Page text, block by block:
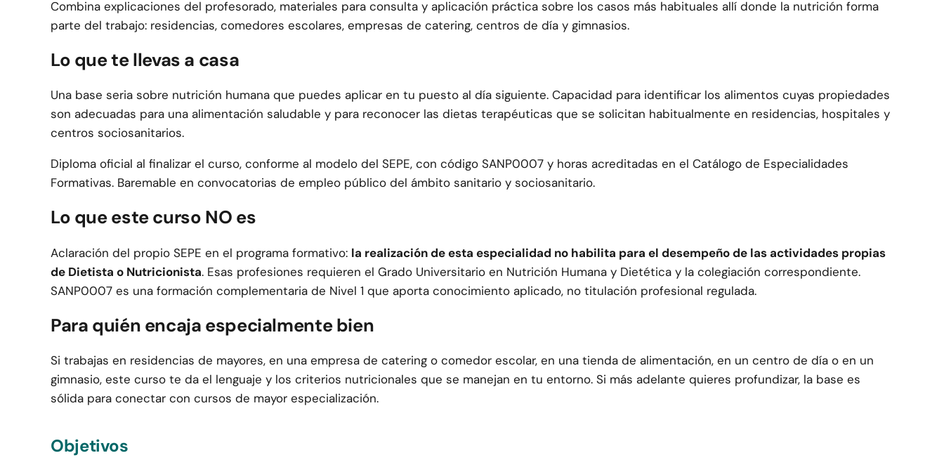
Combina explicaciones del profesorado, materiales para consulta y aplicación práctica sobre los casos más habituales allí donde la nutrición forma
parte del trabajo: residencias, comedores escolares, empresas de catering, centros de día y gimnasios.
Lo que te llevas a casa
Una base seria sobre nutrición humana que puedes aplicar en tu puesto al día siguiente. Capacidad para identificar los alimentos cuyas propiedades
son adecuadas para una alimentación saludable y para reconocer las dietas terapéuticas que se solicitan habitualmente en residencias, hospitales y
centros sociosanitarios.
Diploma oficial al finalizar el curso, conforme al modelo del SEPE, con código SANP0007 y horas acreditadas en el Catálogo de Especialidades
Formativas. Baremable en convocatorias de empleo público del ámbito sanitario y sociosanitario.
Lo que este curso NO es
Aclaración del propio SEPE en el programa formativo: la realización de esta especialidad no habilita para el desempeño de las actividades propias
de Dietista o Nutricionista. Esas profesiones requieren el Grado Universitario en Nutrición Humana y Dietética y la colegiación correspondiente.
SANP0007 es una formación complementaria de Nivel 1 que aporta conocimiento aplicado, no titulación profesional regulada.
Para quién encaja especialmente bien
Si trabajas en residencias de mayores, en una empresa de catering o comedor escolar, en una tienda de alimentación, en un centro de día o en un
gimnasio, este curso te da el lenguaje y los criterios nutricionales que se manejan en tu entorno. Si más adelante quieres profundizar, la base es
sólida para conectar con cursos de mayor especialización.
Objetivos